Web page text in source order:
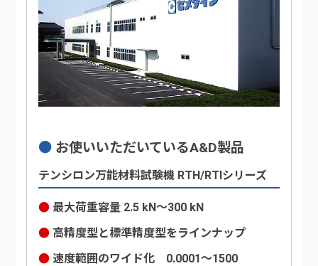
お使いいただいているA&D製品
テンシロン万能材料試験機 RTH/RTIシリーズ
最大荷重容量 2.5 kN～300 kN
高精度型と標準精度型をラインナップ
速度範囲のワイド化 0.0001～1500